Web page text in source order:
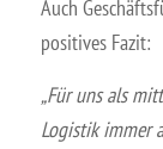
Auch
positives Fazit:
„Für uns als
Logistik immer